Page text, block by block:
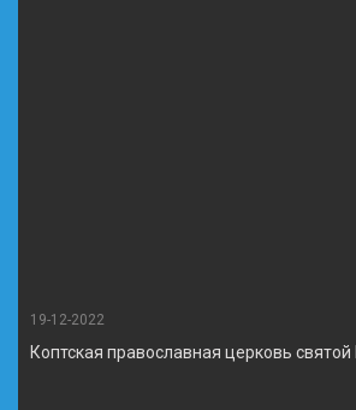
19-12-2022
Коптская православная церковь